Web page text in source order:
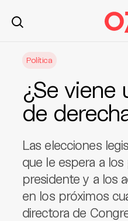
Política
¿Se viene
de
Las elecciones
que le espera a
presidente y a los
en los próximos
directora de